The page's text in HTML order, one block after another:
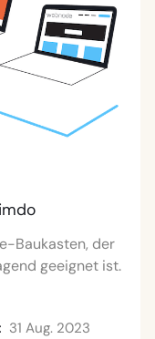
Baukasten, der
geeignet ist.
31 Aug. 2023